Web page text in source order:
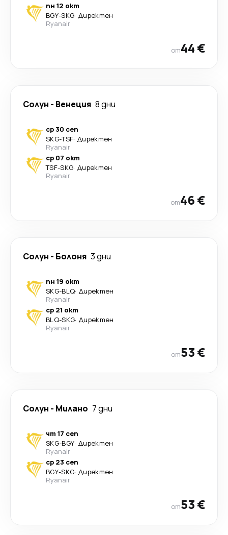
пн 12 окт
BGY-SKG· Директен
Ryanair
от44 €
Солун - Венеция 8 дни
ср 30 сеп
SKG-TSF· Директен
Ryanair
ср 07 окт
TSF-SKG· Директен
Ryanair
от46 €
Солун - Болоня 3 дни
пн 19 окт
SKG-BLQ· Директен
Ryanair
ср 21 окт
BLQ-SKG· Директен
Ryanair
от53 €
Солун - Милано 7 дни
чт 17 сеп
SKG-BGY· Директен
Ryanair
ср 23 сеп
BGY-SKG· Директен
Ryanair
от53 €